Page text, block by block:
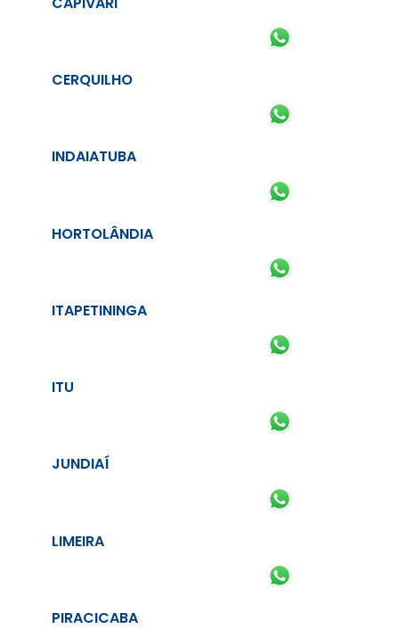
CERQUILHO
INDAIATUBA
HORTOLÂNDIA
ITAPETININGA
ITU
JUNDIAÍ
LIMEIRA
PIRACICABA